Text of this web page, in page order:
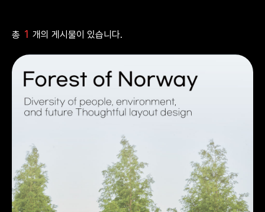
총 1 개의 게시물이 있습니다.